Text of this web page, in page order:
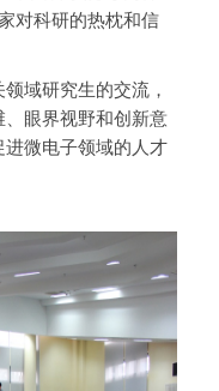
对科研的热枕和信
域研究生的交流，
眼界视野和创新意
微电子领域的人才